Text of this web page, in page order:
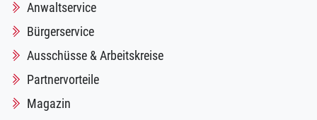
Anwaltservice
Bürgerservice
Ausschüsse & Arbeitskreise
Partnervorteile
Magazin